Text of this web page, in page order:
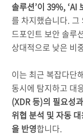
솔루션’이 39%, ‘AI
를 차지했습니다.
드포인트 보안 솔루
상대적으로 낮은 비
이는 최근 복잡다단
동시에 탐지하고 대
(XDR 등)의 필요성
위협 분석 및 자동
을 반영합니다.